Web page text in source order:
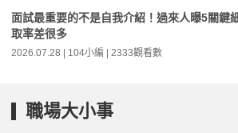
面試最重要的不是自我介紹！過來人曝5關鍵
取率差很多
2026.07.28 | 104小編 | 2333觀看數
職場大小事